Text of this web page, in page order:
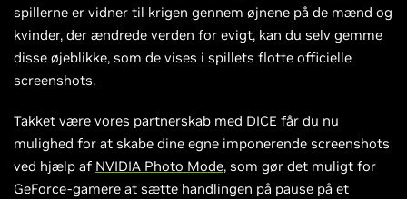
spillerne er vidner til krigen gennem øjnene på de mænd og
kvinder, der ændrede verden for evigt, kan du selv gemme
disse øjeblikke, som de vises i spillets flotte officielle
screenshots.
Takket være vores partnerskab med DICE får du nu
mulighed for at skabe dine egne imponerende screenshots
ved hjælp af NVIDIA Photo Mode, som gør det muligt for
GeForce-gamere at sætte handlingen på pause på et